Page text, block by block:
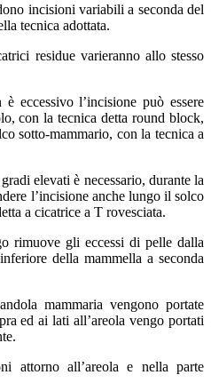
incisioni variabili a seconda del
tecnica adottata.
residue varieranno allo stesso
eccessivo l’incisione può essere
con la tecnica detta round block,
sotto-mammario, con la tecnica a
elevati è necessario, durante la
l’incisione anche lungo il solco
a cicatrice a T rovesciata.
rimuove gli eccessi di pelle dalla
della mammella a seconda
mammaria vengono portate
ed ai lati all’areola vengo portati
attorno all’areola e nella parte